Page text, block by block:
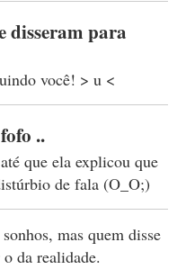
disseram para
você! > u <️️️
..
que ela explicou que
de fala (O_O;)
mas quem disse
da realidade.